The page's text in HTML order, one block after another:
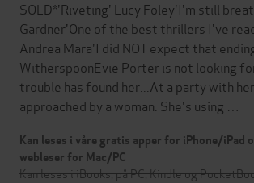
SOLD*'Riveting' Lucy Foley'I'm still
Gardner'One of the best thrillers I've
Andrea Mara'I did NOT expect that
WitherspoonEvie Porter is not looking
trouble has found her...At a party with
approached by a woman. She's using …
Kan leses i våre gratis apper for iPhone/iPad
webleser for Mac/PC
Kan leses i iBooks, på PC, Kindle og